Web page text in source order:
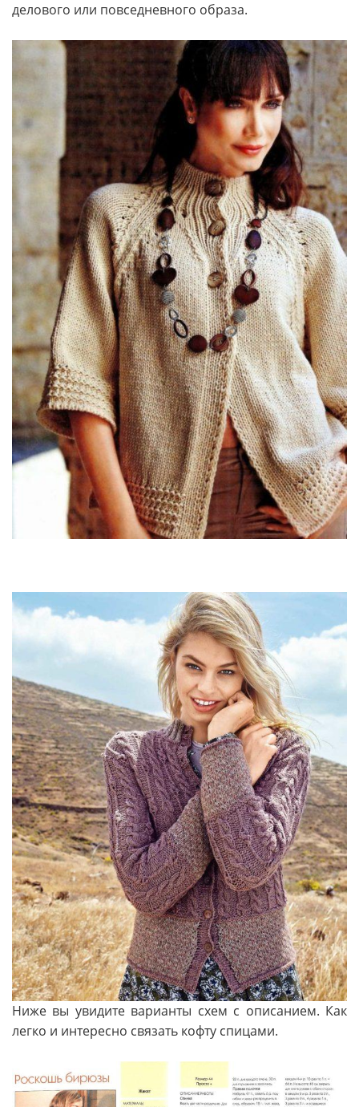
делового или повседневного образа.
Ниже вы увидите варианты схем с описанием. Как
легко и интересно связать кофту спицами.